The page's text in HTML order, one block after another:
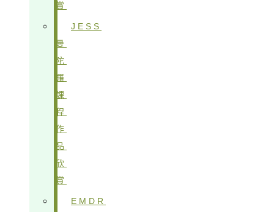
賞
JESS
曼
陀
羅
課
程
作
品
欣
賞
EMDR